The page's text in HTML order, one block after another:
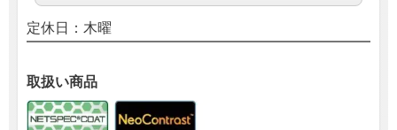
定休日：木曜
取扱い商品